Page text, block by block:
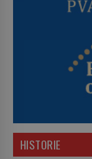
HISTORIE